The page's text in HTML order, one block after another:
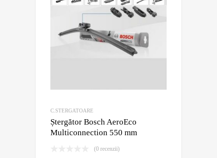
C.STERGATOARE
Ștergător Bosch AeroEco
Multiconnection 550 mm
(0 recenzii)